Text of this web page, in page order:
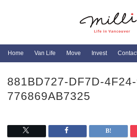
Home Van Life Move Invest
881BD727-DF7D-
776869AB7325